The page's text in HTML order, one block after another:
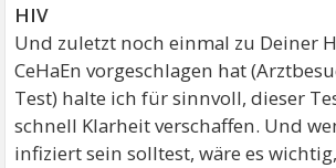
HIV
Und zuletzt noch einmal zu Deiner
CeHaEn vorgeschlagen hat
Test) halte ich für sinnvoll, dieser
schnell Klarheit verschaffen. Und
infiziert sein solltest, wäre es